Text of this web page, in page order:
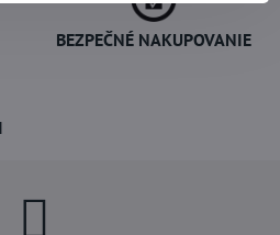
BEZPEČNÉ NAKUPOVANIE